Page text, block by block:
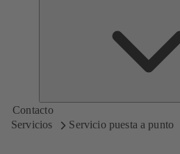
Contacto
Servicios
Servicio puesta a punto